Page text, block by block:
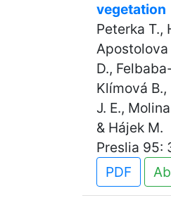
vegetation
Peterka T.,
Apostolova
D.,
Klímová
J. E.,
& Hájek M.
Preslia 95:
PDF